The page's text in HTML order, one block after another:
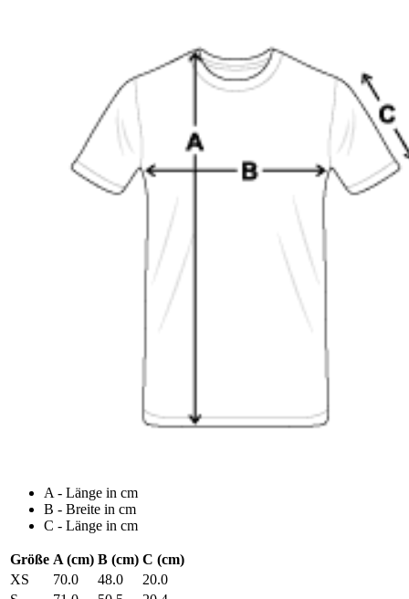
A - Länge in cm
B - Breite in cm
C - Länge in cm
Größe A (cm) B (cm) C (cm)
XS
70.0 48.0
20.0